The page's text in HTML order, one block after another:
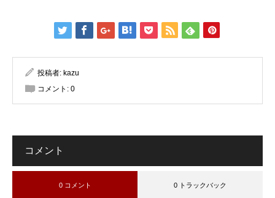
投稿者: kazu
コメント: 0
コメント
0 コメント 0 トラックバック